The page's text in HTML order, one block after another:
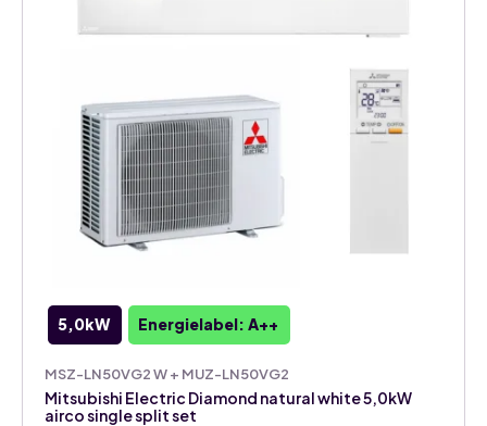
5,0kW Energielabel: A++
MSZ-LN50VG2 W + MUZ-LN50VG2
Mitsubishi Electric Diamond natural white 5,0kW
airco single split set